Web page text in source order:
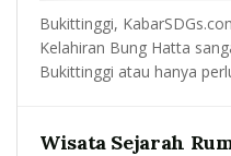
Bukittinggi,
Kelahiran Bung Hatta
Bukittinggi atau hanya
Wisata Sejarah